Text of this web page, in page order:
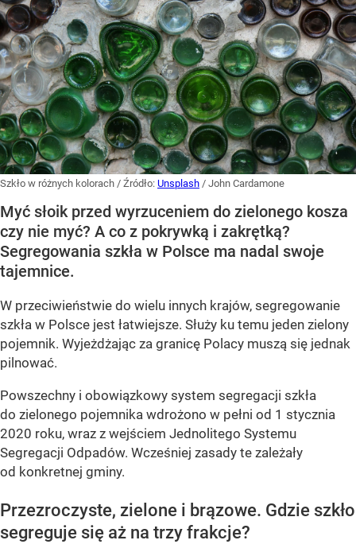
Szkło w różnych kolorach / Źródło: Unsplash / John Cardamone
Myć słoik przed wyrzuceniem do zielonego kosza
czy nie myć? A co z pokrywką i zakrętką?
Segregowania szkła w Polsce ma nadal swoje
tajemnice.
W przeciwieństwie do wielu innych krajów, segregowanie
szkła w Polsce jest łatwiejsze. Służy ku temu jeden zielony
pojemnik. Wyjeżdżając za granicę Polacy muszą się jednak
pilnować.
Powszechny i obowiązkowy system segregacji szkła
do zielonego pojemnika wdrożono w pełni od 1 stycznia
2020 roku, wraz z wejściem Jednolitego Systemu
Segregacji Odpadów. Wcześniej zasady te zależały
od konkretnej gminy.
Przezroczyste, zielone i brązowe. Gdzie szkło
segreguje się aż na trzy frakcje?